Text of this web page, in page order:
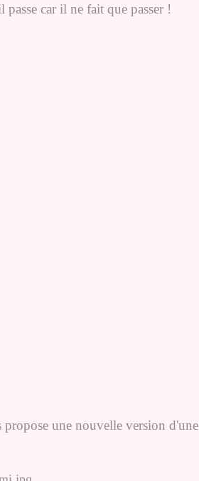
car il ne fait que passer !
propose une nouvelle version d'une